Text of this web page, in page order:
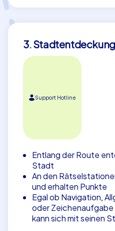
3. Stadtentdeckung
Support Hotline
Entlang der Route
Stadt
An den
und erhalten Punkte
Egal ob Navigation,
oder
kann sich mit seinen